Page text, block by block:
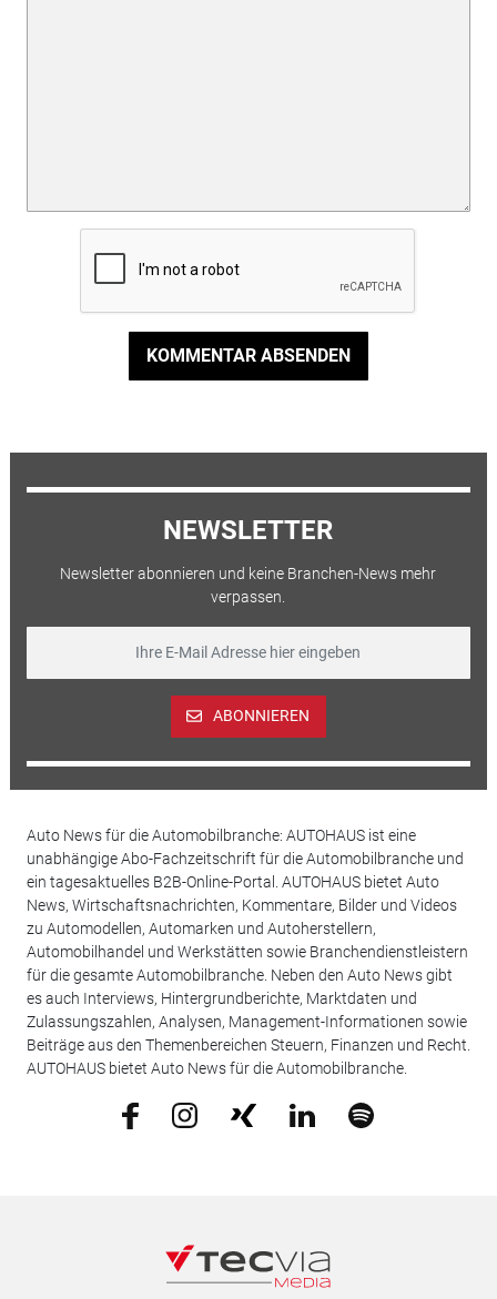
KOMMENTAR ABSENDEN
NEWSLETTER
Newsletter abonnieren und keine Branchen-News mehr
verpassen.
ABONNIEREN
Auto News für die Automobilbranche: AUTOHAUS ist eine
unabhängige Abo-Fachzeitschrift für die Automobilbranche und
ein tagesaktuelles B2B-Online-Portal. AUTOHAUS bietet Auto
News, Wirtschaftsnachrichten, Kommentare, Bilder und Videos
zu Automodellen, Automarken und Autoherstellern,
Automobilhandel und Werkstätten sowie Branchendienstleistern
für die gesamte Automobilbranche. Neben den Auto News gibt
es auch Interviews, Hintergrundberichte, Marktdaten und
Zulassungszahlen, Analysen, Management-Informationen sowie
Beiträge aus den Themenbereichen Steuern, Finanzen und Recht.
AUTOHAUS bietet Auto News für die Automobilbranche.